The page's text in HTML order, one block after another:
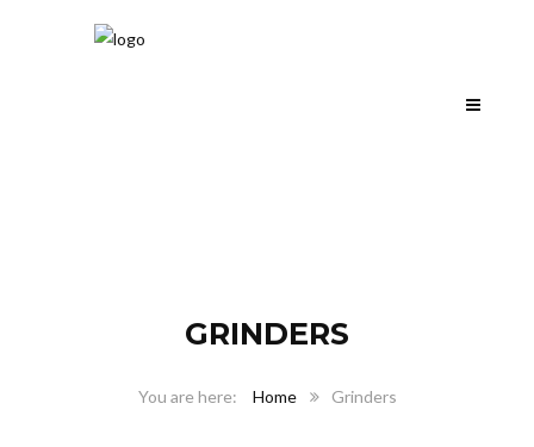
GRINDERS
Home Grinders